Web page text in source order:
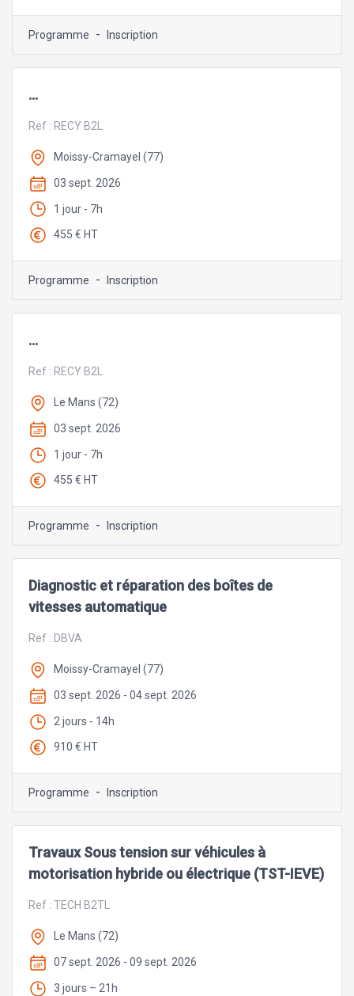
Programme - Inscription
...
Ref : RECY B2L
Moissy-Cramayel (77)
03 sept. 2026
1 jour - 7h
455 € HT
Programme - Inscription
...
Ref : RECY B2L
Le Mans (72)
03 sept. 2026
1 jour - 7h
455 € HT
Programme - Inscription
Diagnostic et réparation des boîtes de
vitesses automatique
Ref : DBVA
Moissy-Cramayel (77)
03 sept. 2026 - 04 sept. 2026
2 jours - 14h
910 € HT
Programme - Inscription
Travaux Sous tension sur véhicules à
motorisation hybride ou électrique (TST-IEVE)
Ref : TECH B2TL
Le Mans (72)
07 sept. 2026 - 09 sept. 2026
3 jours – 21h